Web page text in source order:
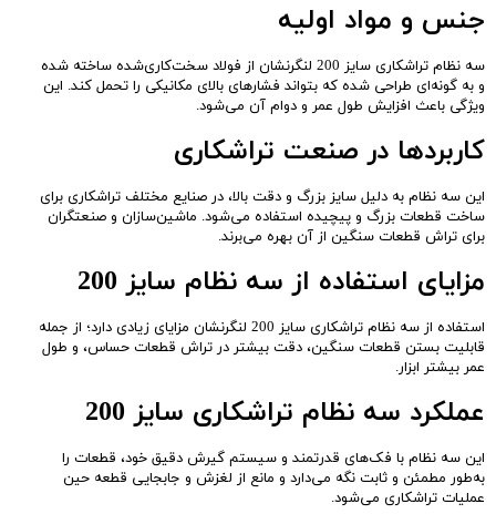
جنس و مواد اولیه
سه نظام تراشکاری سایز 200 لنگرنشان از فولاد سخت‌کاری‌شده ساخته شده
و به گونه‌ای طراحی شده که بتواند فشارهای بالای مکانیکی را تحمل کند. این
ویژگی باعث افزایش طول عمر و دوام آن می‌شود.
کاربردها در صنعت تراشکاری
این سه نظام به دلیل سایز بزرگ و دقت بالا، در صنایع مختلف تراشکاری برای
ساخت قطعات بزرگ و پیچیده استفاده می‌شود. ماشین‌سازان و صنعتگران
برای تراش قطعات سنگین از آن بهره می‌برند.
مزایای استفاده از سه نظام سایز 200
استفاده از سه نظام تراشکاری سایز 200 لنگرنشان مزایای زیادی دارد؛ از جمله
قابلیت بستن قطعات سنگین، دقت بیشتر در تراش قطعات حساس، و طول
عمر بیشتر ابزار.
عملکرد سه نظام تراشکاری سایز 200
این سه نظام با فک‌های قدرتمند و سیستم گیرش دقیق خود، قطعات را
به‌طور مطمئن و ثابت نگه می‌دارد و مانع از لغزش و جابجایی قطعه حین
عملیات تراشکاری می‌شود.